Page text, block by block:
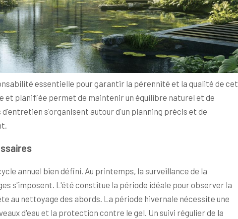
essentielle pour garantir la pérennité et la qualité de cet
et planifiée permet de maintenir un équilibre naturel et de
s'organisent autour d'un planning précis et de
annuel bien défini. Au printemps, la surveillance de la
s'imposent. L'été constitue la période idéale pour observer la
au nettoyage des abords. La période hivernale nécessite une
d'eau et la protection contre le gel. Un suivi régulier de la